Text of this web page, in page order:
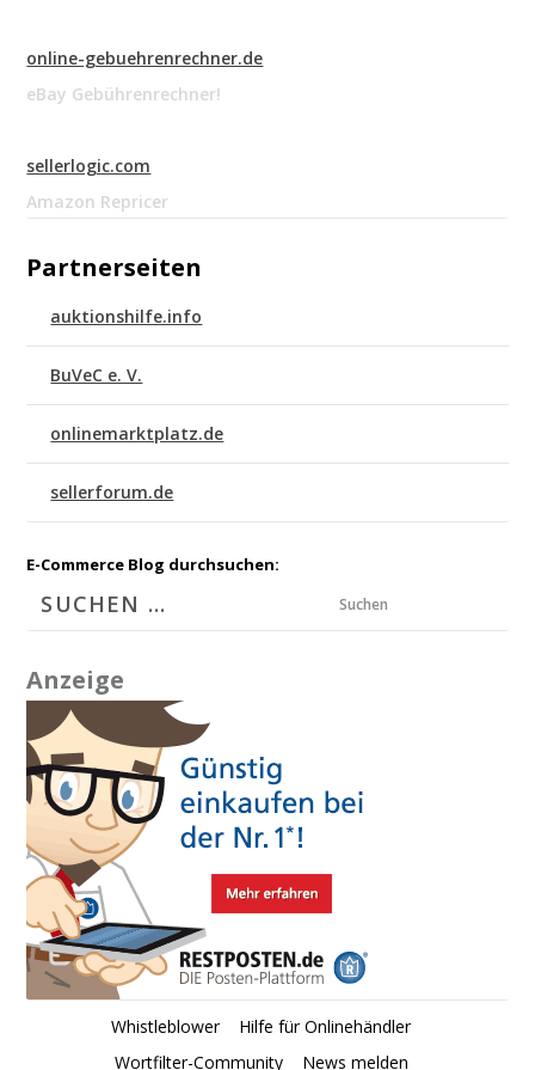
online-gebuehrenrechner.de
eBay Gebührenrechner!
sellerlogic.com
Amazon Repricer
Partnerseiten
auktionshilfe.info
BuVeC e. V.
onlinemarktplatz.de
sellerforum.de
E-Commerce Blog durchsuchen:
Suchen
Anzeige
Whistleblower
Hilfe für Onlinehändler
Wortfilter-Community
News melden